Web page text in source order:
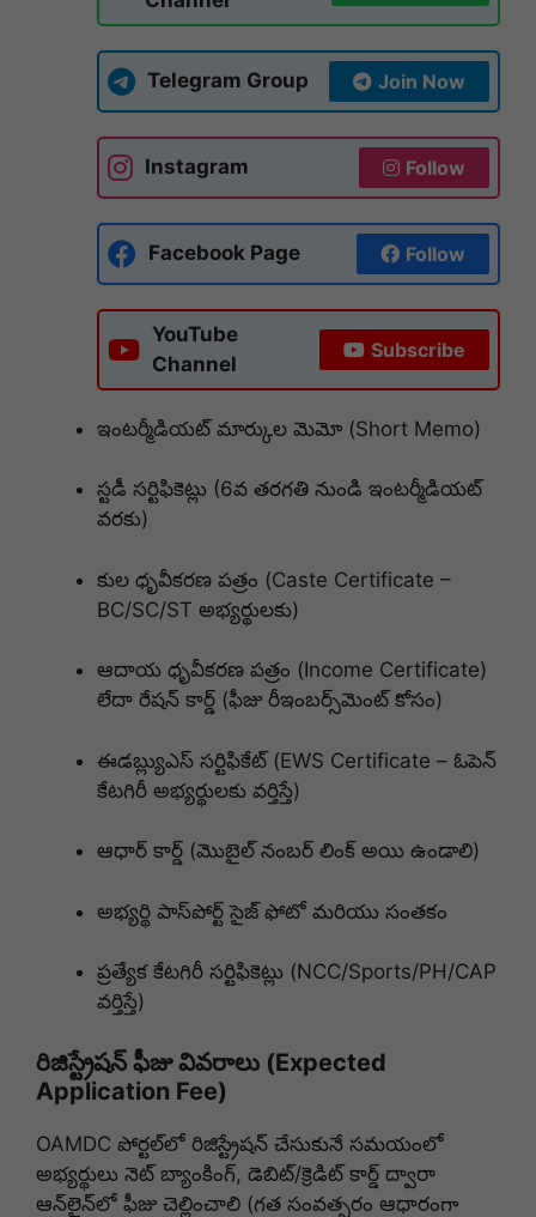
Telegram Group Join Now
Instagram Follow
Facebook Page Follow
YouTube
Channel
Subscribe
ఇంటర్మీడియట్ మార్కుల మెమో (Short Memo)
స్టడీ సర్టిఫికెట్లు (6వ తరగతి నుండి ఇంటర్మీడియట్
వరకు)
కుల ధృవీకరణ పత్రం (Caste Certificate –
BC/SC/ST అభ్యర్థులకు)
ఆదాయ ధృవీకరణ పత్రం (Income Certificate)
లేదా రేషన్ కార్డ్ (ఫీజు రీఇంబర్స్‌మెంట్ కోసం)
ఈడబ్ల్యుఎస్ సర్టిఫికేట్ (EWS Certificate – ఓపెన్
కేటగిరీ అభ్యర్థులకు వర్తిస్తే)
ఆధార్ కార్డ్ (మొబైల్ నంబర్ లింక్ అయి ఉండాలి)
అభ్యర్థి పాస్‌పోర్ట్ సైజ్ ఫోటో మరియు సంతకం
ప్రత్యేక కేటగిరీ సర్టిఫికెట్లు (NCC/Sports/PH/CAP
వర్తిస్తే)
రిజిస్ట్రేషన్ ఫీజు వివరాలు (Expected
Application Fee)
OAMDC పోర్టల్‌లో రిజిస్ట్రేషన్ చేసుకునే సమయంలో
అభ్యర్థులు నెట్ బ్యాంకింగ్, డెబిట్/క్రెడిట్ కార్డ్ ద్వారా
ఆన్‌లైన్‌లో ఫీజు చెల్లించాలి (గత సంవత్సరం ఆధారంగా